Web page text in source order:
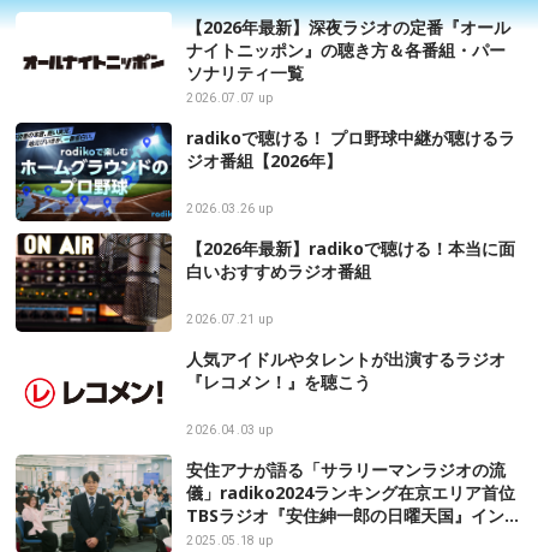
【2026年最新】深夜ラジオの定番『オール
ナイトニッポン』の聴き方＆各番組・パー
ソナリティ一覧
2026.07.07 up
radikoで聴ける！ プロ野球中継が聴けるラ
ジオ番組【2026年】
2026.03.26 up
【2026年最新】radikoで聴ける！本当に面
白いおすすめラジオ番組
2026.07.21 up
人気アイドルやタレントが出演するラジオ
『レコメン！』を聴こう
2026.04.03 up
安住アナが語る「サラリーマンラジオの流
儀」radiko2024ランキング在京エリア首位
TBSラジオ『安住紳一郎の日曜天国』インタ
ビュー
2025.05.18 up